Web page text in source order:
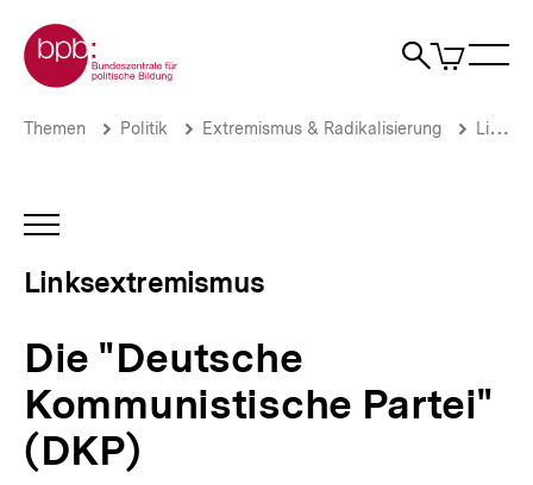
zum
Seiteninhalt
springen
Zur Startseite der bpb
Suche
Artikel
im
Die
(DKP)
Linksextremismus
Brotkrümelnavigation
Pfadnavigation
Themen Politik Extremismus & Radikalisierung Linksextremismus
INHALTSNAVIGATION
Linksextremismus
Die "Deutsche
Kommunistische Partei"
(DKP)